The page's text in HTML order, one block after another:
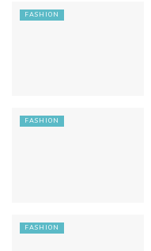
FASHION
FASHION
FASHION